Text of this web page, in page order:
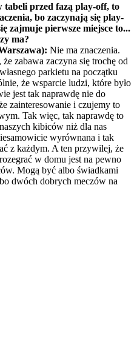
tabeli przed fazą play-off, to
bo zaczynają się play-
zajmuje pierwsze miejsce to...
ma?
Nie ma znaczenia.
zabawa zaczyna się trochę od
parkietu na początku
że wsparcie ludzi, które było
jest tak naprawdę nie do
zainteresowanie i czujemy to
Tak więc, tak naprawdę to
kibiców niż dla nas
wyrównana i tak
z każdym. A ten przywilej, że
w domu jest na pewno
Mogą być albo świadkami
dwóch dobrych meczów na